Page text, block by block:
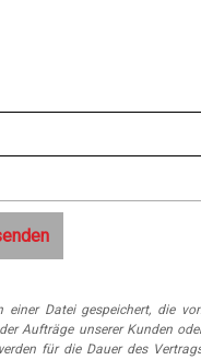
einer Datei gespeichert, die
Aufträge unserer Kunden
für die Dauer des